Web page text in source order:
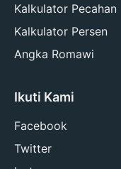
Kalkulator Pecahan
Kalkulator Persen
Angka Romawi
Ikuti Kami
Facebook
Twitter